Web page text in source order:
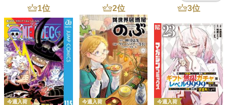
1位
今週入荷
2位
今週入荷
3位
今週入荷